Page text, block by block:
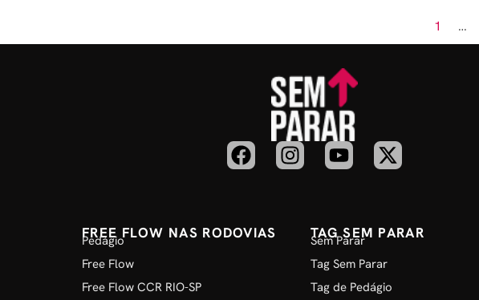
1 …
FREE FLOW NAS RODOVIAS
Pedágio
Free Flow
Free Flow CCR RIO-SP
TAG SEM PARAR
Sem Parar
Tag Sem Parar
Tag de Pedágio